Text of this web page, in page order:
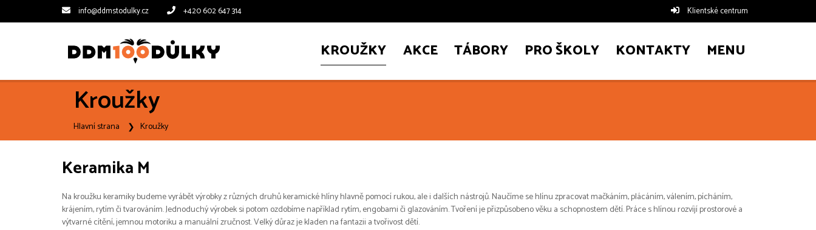
info@ddmstodulky.cz +420 602 647 314 Klientské centrum
KROUŽKY AKCE TÁBORY PRO ŠKOLY KONTAKTY MENU
Kroužky
Hlavní strana Kroužky
Keramika M
Na kroužku keramiky budeme vyrábět výrobky z různých druhů keramické hlíny hlavně pomocí rukou, ale i dalších nástrojů. Naučíme se hlínu zpracovat mačkáním, plácáním, válením, pícháním,
krájením, rytím či tvarováním. Jednoduchý výrobek si potom ozdobíme například rytím, engobami či glazováním. Tvoření je přizpůsobeno věku a schopnostem dětí. Práce s hlínou rozvíjí prostorové a
výtvarné cítění, jemnou motoriku a manuální zručnost. Velký důraz je kladen na fantazii a tvořivost dětí.